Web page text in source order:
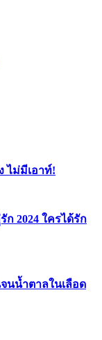
ไม่มีเอาท์!
2024 ใครได้รัก
นน้ำตาลในเลือด